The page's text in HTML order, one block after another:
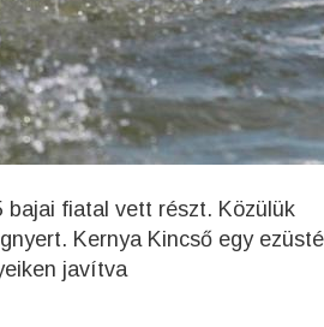
bajai fiatal vett részt. Közülük
Kernya Kincső egy
javítva